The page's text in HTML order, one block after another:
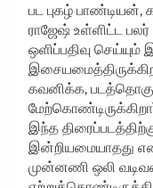
பட புகழ் பாண்டியன்,
ராஜேஷ் உள்ளிட்ட பலர்
ஒளிப்பதிவு செய்யும்
கவனிக்க,
இந்த
இன்றியமையாதது
முன்னணி ஒலி